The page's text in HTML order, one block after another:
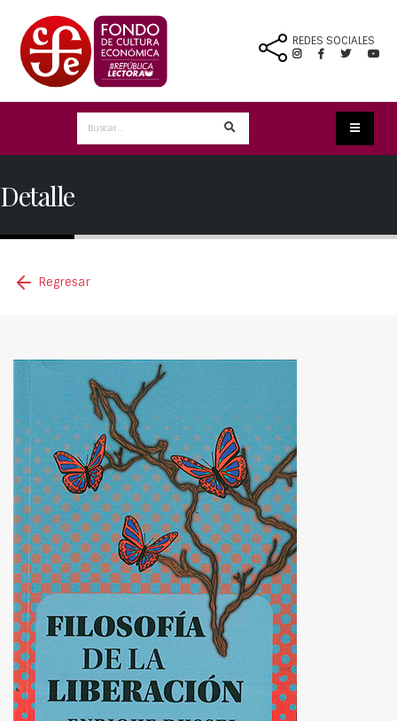
REDES SOCIALES
Detalle
Regresar